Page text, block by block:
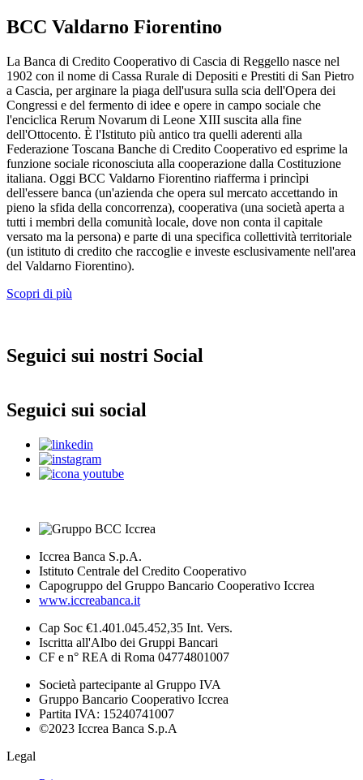
BCC Valdarno Fiorentino
La Banca di Credito Cooperativo di Cascia di Reggello nasce nel
1902 con il nome di Cassa Rurale di Depositi e Prestiti di San Pietro
a Cascia, per arginare la piaga dell'usura sulla scia dell'Opera dei
Congressi e del fermento di idee e opere in campo sociale che
l'enciclica Rerum Novarum di Leone XIII suscita alla fine
dell'Ottocento. È l'Istituto più antico tra quelli aderenti alla
Federazione Toscana Banche di Credito Cooperativo ed esprime la
funzione sociale riconosciuta alla cooperazione dalla Costituzione
italiana. Oggi BCC Valdarno Fiorentino riafferma i princìpi
dell'essere banca (un'azienda che opera sul mercato accettando in
pieno la sfida della concorrenza), cooperativa (una società aperta a
tutti i membri della comunità locale, dove non conta il capitale
versato ma la persona) e parte di una specifica collettività territoriale
(un istituto di credito che raccoglie e investe esclusivamente nell'area
del Valdarno Fiorentino).
Scopri di più
Seguici sui nostri Social
Seguici sui social
Iccrea Banca S.p.A.
Istituto Centrale del Credito Cooperativo
Capogruppo del Gruppo Bancario Cooperativo Iccrea
www.iccreabanca.it
Cap Soc €1.401.045.452,35 Int. Vers.
Iscritta all'Albo dei Gruppi Bancari
CF e n° REA di Roma 04774801007
Società partecipante al Gruppo IVA
Gruppo Bancario Cooperativo Iccrea
Partita IVA: 15240741007
©2023 Iccrea Banca S.p.A
Legal